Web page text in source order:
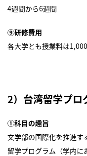
4週間から6週間
⑨研修費用
各大学とも授業料は
2）台湾留学プロ
①科目の趣旨
文学部の国際化を推進す
留学プログラム（学内に